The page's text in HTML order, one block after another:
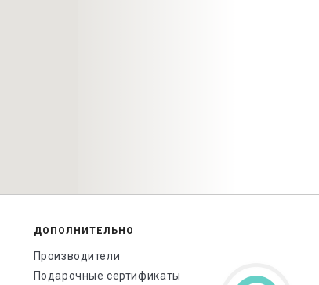
ДОПОЛНИТЕЛЬНО
Производители
Подарочные сертификаты